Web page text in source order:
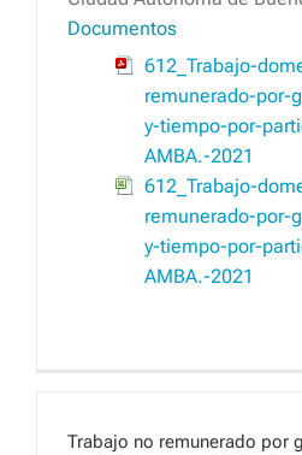
Documentos
612_Trabajo-
remunerado-por-
y-tiempo-por-
AMBA.-2021
612_Trabajo-
remunerado-por-
y-tiempo-por-
AMBA.-2021
Trabajo no remunerado por